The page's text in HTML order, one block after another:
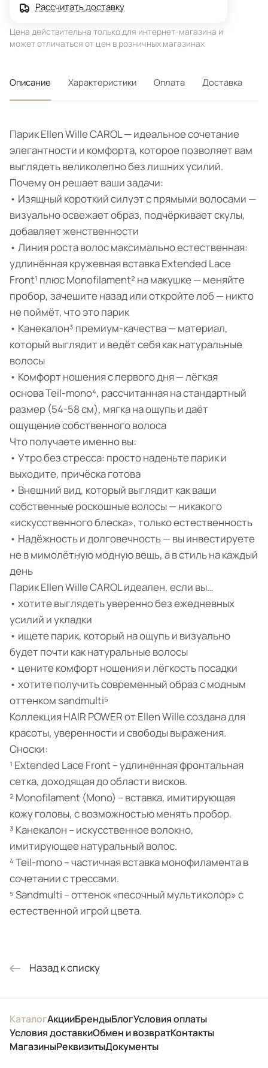
Рассчитать доставку
Цена действительна только для интернет-магазина и
может отличаться от цен в розничных магазинах
Описание Характеристики Оплата Доставка
Парик Ellen Wille CAROL — идеальное сочетание
элегантности и комфорта, которое позволяет вам
выглядеть великолепно без лишних усилий.
Почему он решает ваши задачи:
• Изящный короткий силуэт с прямыми волосами —
визуально освежает образ, подчёркивает скулы,
добавляет женственности
• Линия роста волос максимально естественная:
удлинённая кружевная вставка Extended Lace
Front¹ плюс Monofilament² на макушке — меняйте
пробор, зачешите назад или откройте лоб — никто
не поймёт, что это парик
• Канекалон³ премиум-качества — материал,
который выглядит и ведёт себя как натуральные
волосы
• Комфорт ношения с первого дня — лёгкая
основа Teil-mono⁴, рассчитанная на стандартный
размер (54-58 см), мягка на ощупь и даёт
ощущение собственного волоса
Что получаете именно вы:
• Утро без стресса: просто наденьте парик и
выходите, причёска готова
• Внешний вид, который выглядит как ваши
собственные роскошные волосы — никакого
«искусственного блеска», только естественность
• Надёжность и долговечность — вы инвестируете
не в мимолётную модную вещь, а в стиль на каждый
день
Парик Ellen Wille CAROL идеален, если вы…
• хотите выглядеть уверенно без ежедневных
усилий и укладки
• ищете парик, который на ощупь и визуально
будет почти как натуральные волосы
• цените комфорт ношения и лёгкость посадки
• хотите получить современный образ с модным
оттенком sandmulti⁵
Коллекция HAIR POWER от Ellen Wille создана для
красоты, уверенности и свободы выражения.
Сноски:
¹ Extended Lace Front – удлинённая фронтальная
сетка, доходящая до области висков.
² Monofilament (Mono) – вставка, имитирующая
кожу головы, с возможностью менять пробор.
³ Канекалон – искусственное волокно,
имитирующее натуральный волос.
⁴ Teil-mono – частичная вставка монофиламента в
сочетании с трессами.
⁵ Sandmulti – оттенок «песочный мультиколор» с
естественной игрой цвета.
Назад к списку
КаталогАкцииБрендыБлогУсловия оплаты
Условия доставкиОбмен и возвратКонтакты
МагазиныРеквизитыДокументы